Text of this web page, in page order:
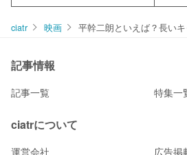
ciatr 映画 平幹二朗といえば？長い
記事情報
記事一覧 特集一
ciatrについて
運営会社 広告掲